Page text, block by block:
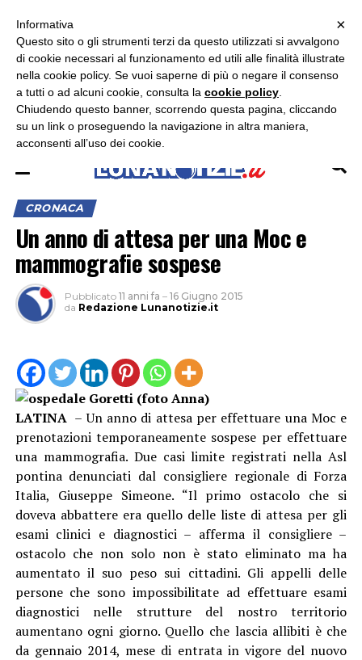
ASCOLTA RADIO LUNA
CRONACA
Un anno di attesa per una Moc e
mammografie sospese
Pubblicato 11 anni fa – 16 Giugno 2015
da Redazione Lunanotizie.it
LATINA– Un anno di attesa per effettuare una Moc e
prenotazioni temporaneamente sospese per effettuare
una mammografia. Due casi limite registrati nella Asl
pontina denunciati dal consigliere regionale di Forza
Italia, Giuseppe Simeone. “Il primo ostacolo che si
doveva abbattere era quello delle liste di attesa per gli
esami clinici e diagnostici – afferma il consigliere –
ostacolo che non solo non è stato eliminato ma ha
aumentato il suo peso sui cittadini. Gli appelli delle
persone che sono impossibilitate ad effettuare esami
diagnostici nelle strutture del nostro territorio
aumentano ogni giorno. Quello che lascia allibiti è che
da gennaio 2014, mese di entrata in vigore del nuovo
×
×
Informativa
Questo sito o gli strumenti terzi da questo utilizzati si avvalgono
di cookie necessari al funzionamento ed utili alle finalità illustrate
nella cookie policy. Se vuoi saperne di più o negare il consenso
a tutti o ad alcuni cookie, consulta la cookie policy
Chiudendo questo banner, scorrendo questa pagina, cliccando
su un link o proseguendo la navigazione in altra maniera,
acconsenti all’uso dei cookie.